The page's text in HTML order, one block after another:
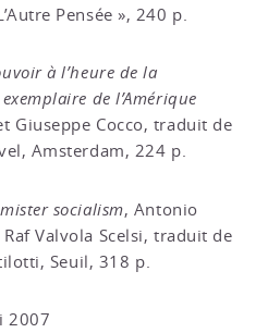
Pensée », 240 p.
à l’heure de la
de l’Amérique
Giuseppe Cocco, traduit de
Amsterdam, 224 p.
socialism, Antonio
Valvola Scelsi, traduit de
Seuil, 318 p.
2007